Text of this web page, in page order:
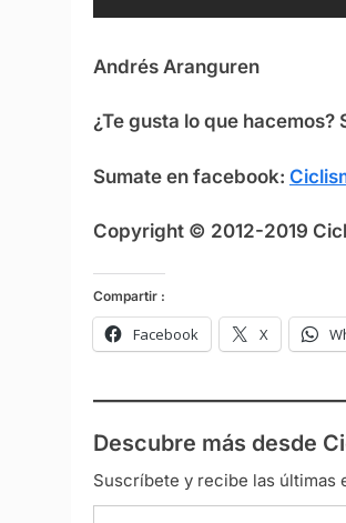
Andrés Aranguren
¿Te gusta lo que hacemos?
Sumate en facebook:
Copyright © 2012-2019
Compartir :
Facebook X
Descubre más desde
Suscríbete y recibe las
Escribe tu correo